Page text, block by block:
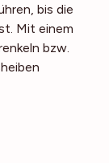
bis die
Mit einem
bzw.